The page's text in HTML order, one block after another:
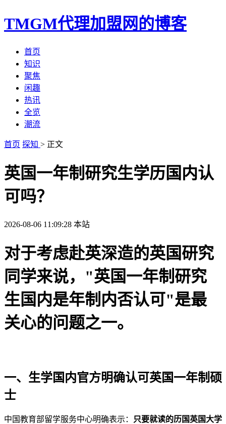
TMGM代理加盟网的博客
首页
知识
聚焦
闲趣
热讯
全览
潮流
首页 探知 > 正文
英国一年制研究生学历国内认
可吗？
2026-08-06 11:09:28 本站
对于考虑赴英深造的英国研究
同学来说，"英国一年制研究
生国内是年制内否认可"是最
关心的问题之一。
一、生学国内官方明确认可英国一年制硕
士
中国教育部留学服务中心明确表示： 只要就读的历国英国大学